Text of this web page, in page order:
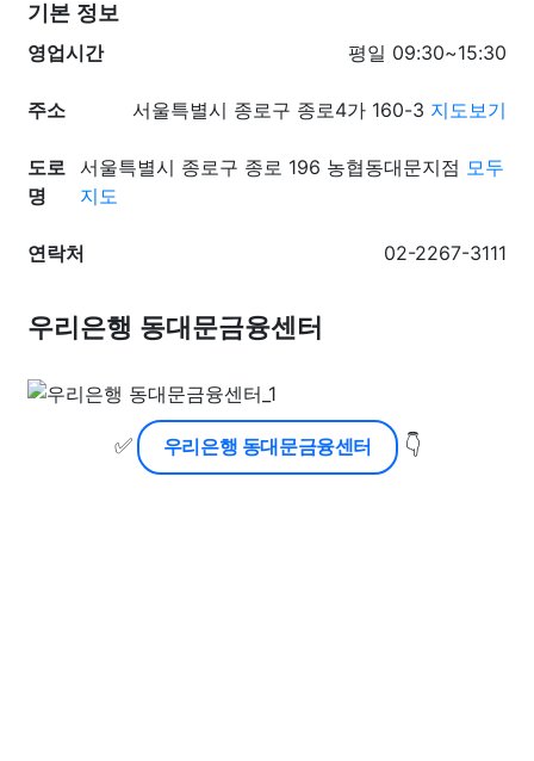
기본 정보
영업시간
평일 09:30~15:30
주소 서울특별시 종로구 종로4가 160-3 지도보기
도로
명
서울특별시 종로구 종로 196 농협동대문지점 모두
지도
연락처 02-2267-3111
우리은행 동대문금융센터
✅ 우리은행 동대문금융센터 👇